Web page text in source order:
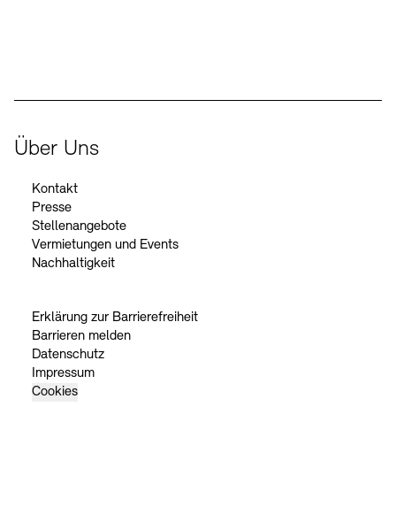
Über Uns
Kontakt
Presse
Stellenangebote
Vermietungen und Events
Nachhaltigkeit
Erklärung zur Barrierefreiheit
Barrieren melden
Datenschutz
Impressum
Cookies